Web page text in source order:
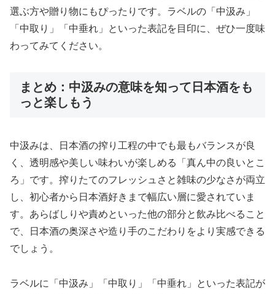
選ぶ方や贈り物にもぴったりです。ラベルの「中汲み」
「中取り」「中垂れ」といった表記を目印に、ぜひ一度味
わってみてください。
まとめ：中汲みの意味を知って日本酒をも
っと楽しもう
中汲みは、日本酒の搾り工程の中でも最もバランスが良
く、透明感や美しい味わいが楽しめる「真ん中の良いとこ
ろ」です。搾りたてのフレッシュさと雑味の少なさが両立
し、初心者から日本酒好きまで幅広い層に愛されていま
す。あらばしりや責めといった他の部分と飲み比べること
で、日本酒の奥深さや造り手のこだわりをより実感できる
でしょう。
ラベルに「中汲み」「中取り」「中垂れ」といった表記が